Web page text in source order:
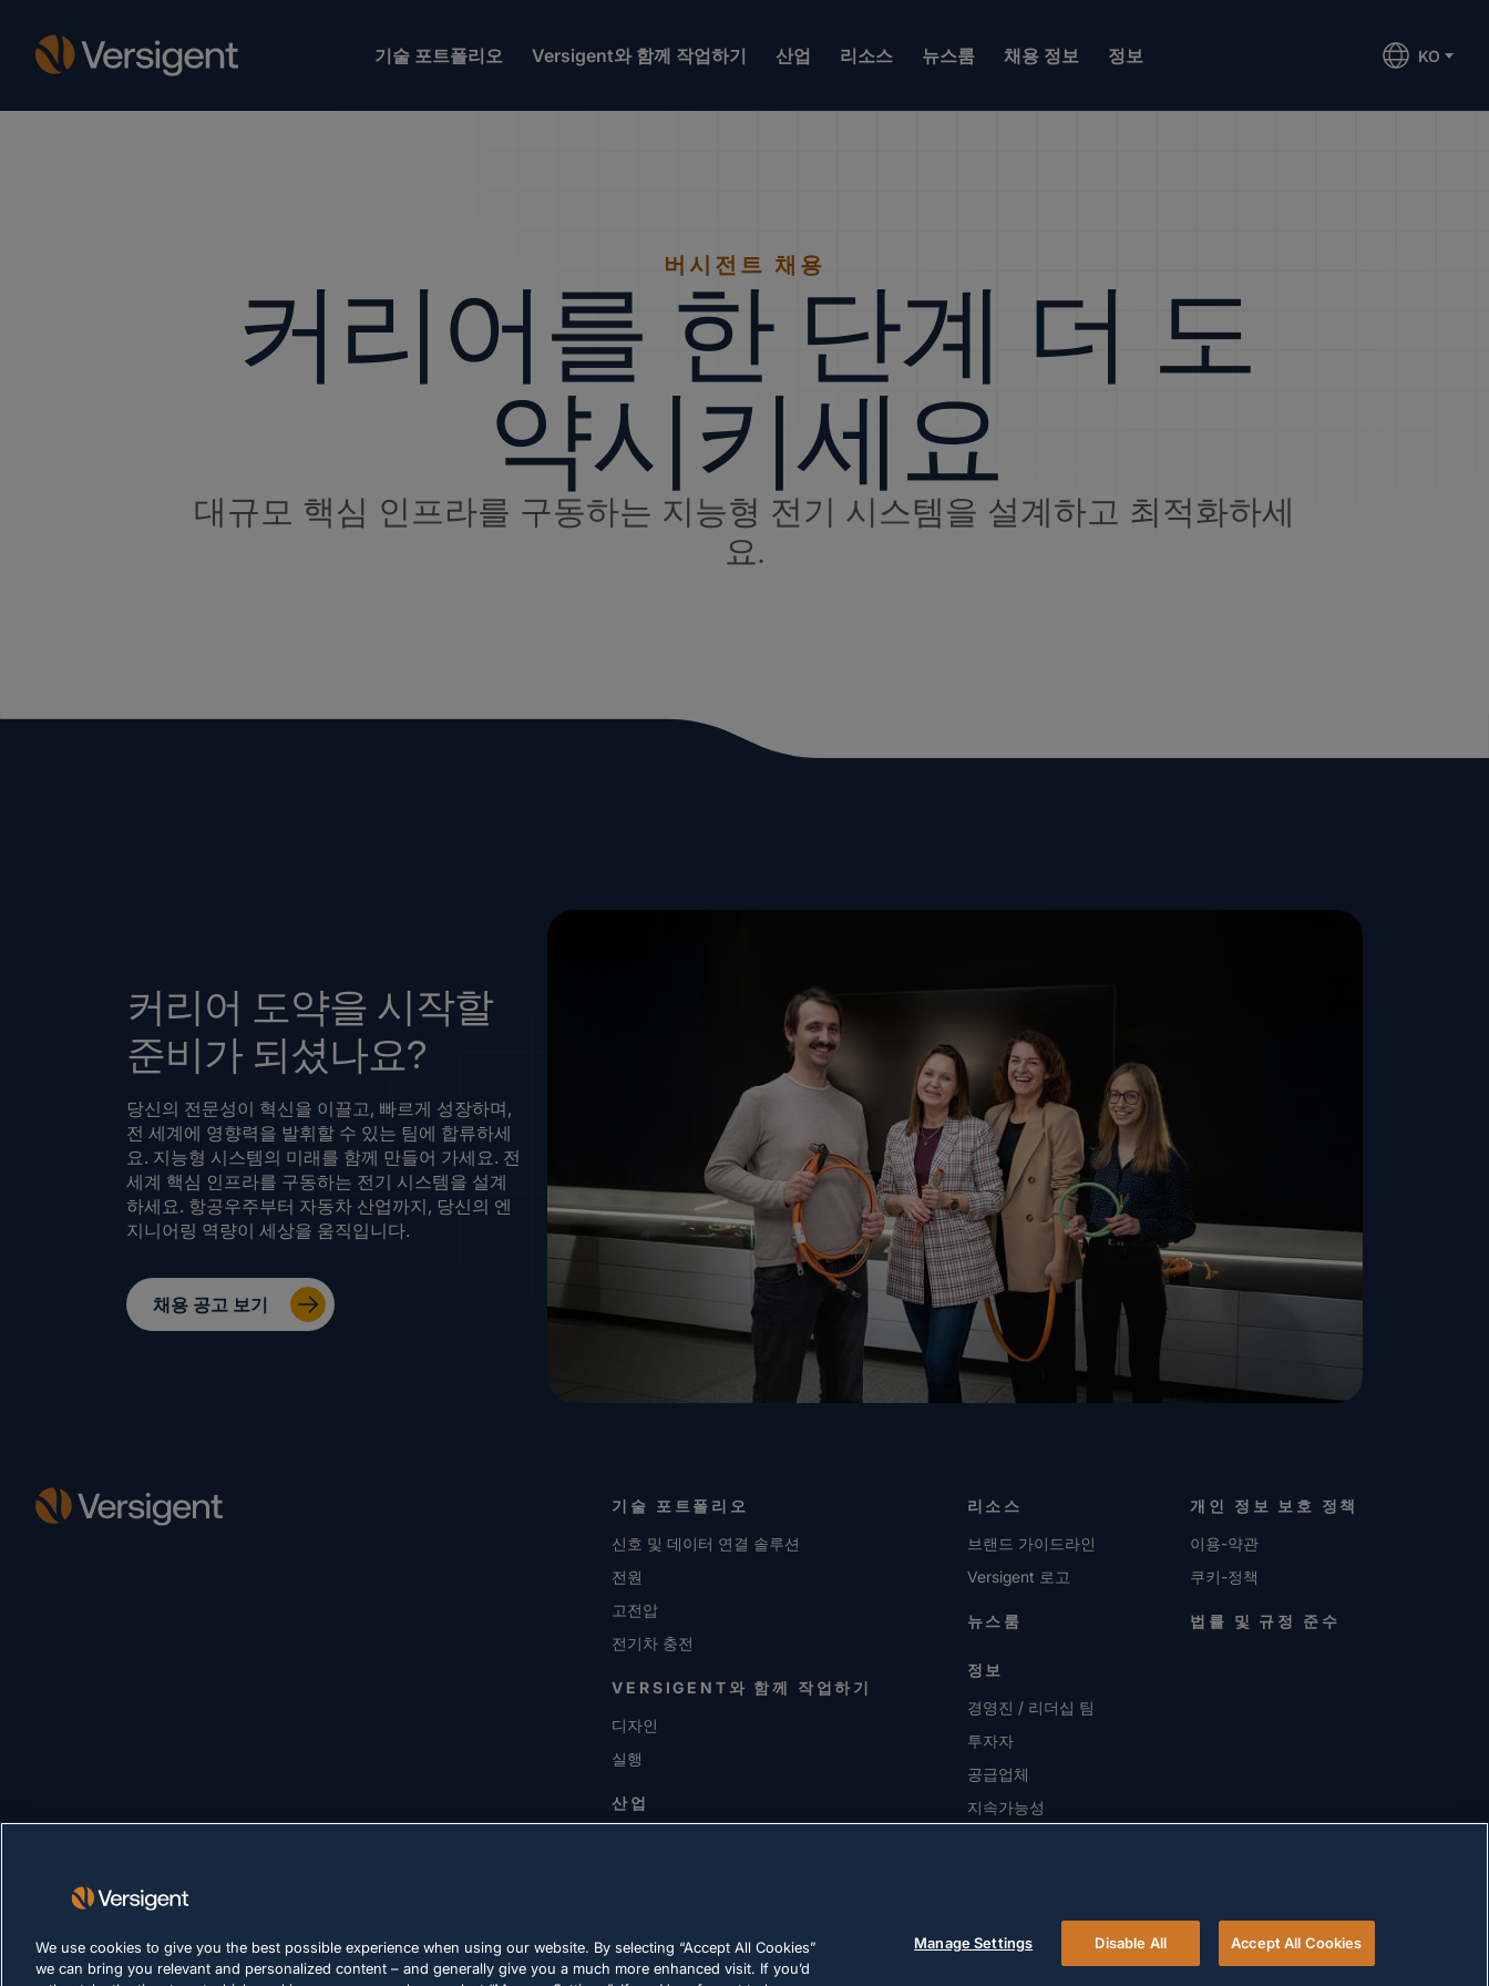
기술 포트폴리오 Versigent와 함께 작업하기 산업 리소스 뉴스룸 채용 정보 정보 KO
버시전트 채용
커리어를 한 단계 더 도
약시키세요
대규모 핵심 인프라를 구동하는 지능형 전기 시스템을 설계하고 최적화하세
요.
커리어 도약을 시작할
준비가 되셨나요?
당신의 전문성이 혁신을 이끌고, 빠르게 성장하며,
전 세계에 영향력을 발휘할 수 있는 팀에 합류하세
요. 지능형 시스템의 미래를 함께 만들어 가세요. 전
세계 핵심 인프라를 구동하는 전기 시스템을 설계
하세요. 항공우주부터 자동차 산업까지, 당신의 엔
지니어링 역량이 세상을 움직입니다.
채용 공고 보기
기술 포트폴리오
신호 및 데이터 연결 솔루션
전원
고전압
전기차 충전
VERSIGENT와 함께 작업하기
디자인
실행
산업
리소스
브랜드 가이드라인
Versigent 로고
뉴스룸
정보
경영진 / 리더십 팀
투자자
공급업체
지속가능성
개인 정보 보호 정책
이용-약관
쿠키-정책
법률 및 규정 준수
© 2026 Versigent. All rights reserved
We use cookies to give you the best possible experience when using our website. By selecting “Accept All Cookies”
we can bring you relevant and personalized content – and generally give you a much more enhanced visit. If you’d
Manage Settings Disable All Accept All Cookies